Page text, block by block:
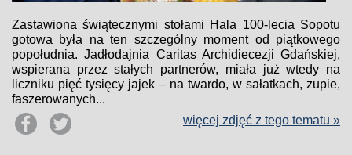
Zastawiona świątecznymi stołami Hala 100-lecia Sopotu
gotowa była na ten szczególny moment od piątkowego
popołudnia. Jadłodajnia Caritas Archidiecezji Gdańskiej,
wspierana przez stałych partnerów, miała już wtedy na
liczniku pięć tysięcy jajek – na twardo, w sałatkach, zupie,
faszerowanych...
więcej zdjęć z tego tematu »